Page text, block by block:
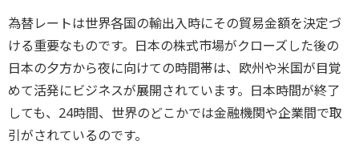
為替レートは世界各国の輸出入時にその貿易金額を決定づ
ける重要なものです。日本の株式市場がクローズした後の
日本の夕方から夜に向けての時間帯は、欧州や米国が目覚
めて活発にビジネスが展開されています。日本時間が終了
しても、24時間、世界のどこかでは金融機関や企業間で取
引がされているのです。